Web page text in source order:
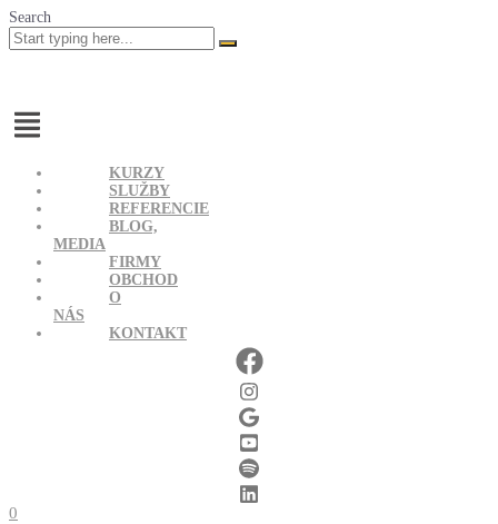
Search
Menu
KURZY
SLUŽBY
REFERENCIE
BLOG,
MEDIA
FIRMY
OBCHOD
O
NÁS
KONTAKT
0